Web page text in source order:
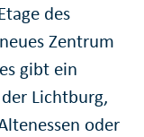
des
Zentrum
gibt ein
Lichtburg,
oder